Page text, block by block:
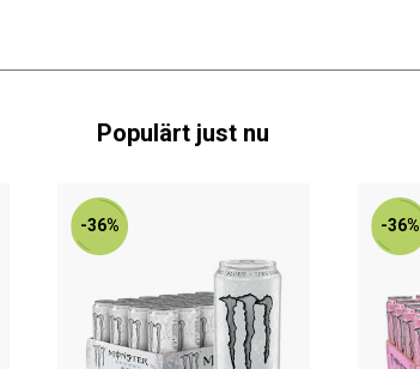
Populärt just nu
-36% -36%